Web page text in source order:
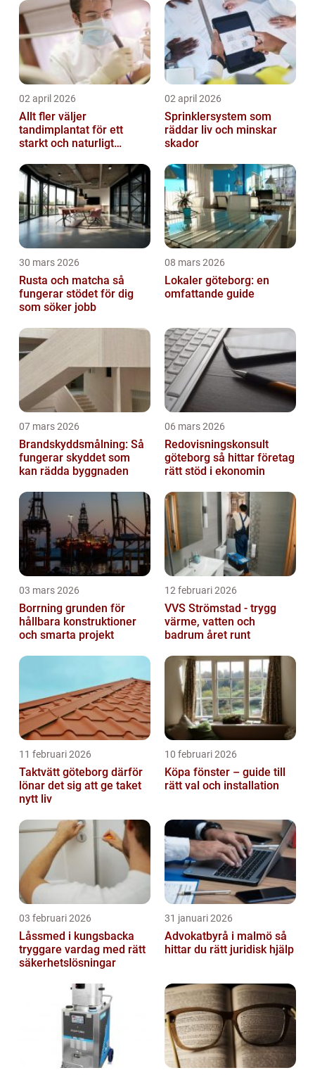
02 april 2026
Allt fler väljer
tandimplantat för ett
starkt och naturligt
02 april 2026
Sprinklersystem som
räddar liv och minskar
skador
30 mars 2026
Rusta och matcha så
fungerar stödet för dig
som söker jobb
08 mars 2026
Lokaler göteborg: en
omfattande guide
07 mars 2026
Brandskyddsmålning: Så
fungerar skyddet som
kan rädda byggnaden
06 mars 2026
Redovisningskonsult
göteborg så hittar företag
rätt stöd i ekonomin
03 mars 2026
Borrning grunden för
hållbara konstruktioner
och smarta projekt
12 februari 2026
VVS Strömstad - trygg
värme, vatten och
badrum året runt
11 februari 2026
Taktvätt göteborg därför
lönar det sig att ge taket
nytt liv
10 februari 2026
Köpa fönster – guide till
rätt val och installation
03 februari 2026
Låssmed i kungsbacka
tryggare vardag med rätt
säkerhetslösningar
31 januari 2026
Advokatbyrå i malmö så
hittar du rätt juridisk hjälp